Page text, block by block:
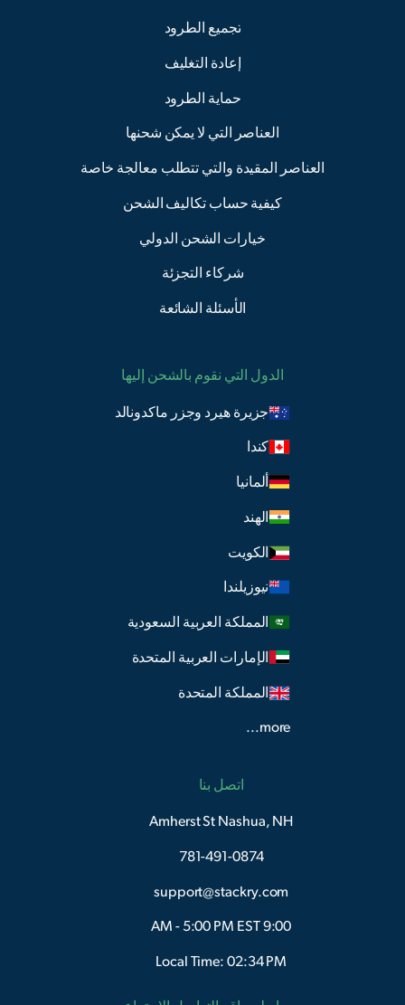
تجميع الطرود
إعادة التغليف
حماية الطرود
العناصر التي لا يمكن شحنها
العناصر المقيدة والتي تتطلب معالجة خاصة
كيفية حساب تكاليف الشحن
خيارات الشحن الدولي
شركاء التجزئة
الأسئلة الشائعة
الدول التي نقوم بالشحن إليها
جزيرة هيرد وجزر ماكدونالد
كندا
ألمانيا
الهند
الكويت
نيوزيلندا
المملكة العربية السعودية
الإمارات العربية المتحدة
المملكة المتحدة
more...
اتصل بنا
Amherst St Nashua, NH
781-491-0874
support@stackry.com
9:00 AM - 5:00 PM EST
Local Time: 02:34 PM